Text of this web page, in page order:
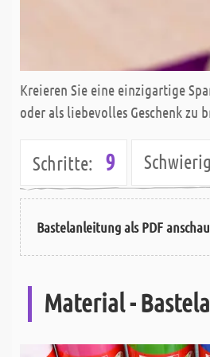
Kreieren Sie eine einzigartige
oder als liebevolles Geschenk zu
Schritte: 9
Bastelanleitung als PDF
Material -